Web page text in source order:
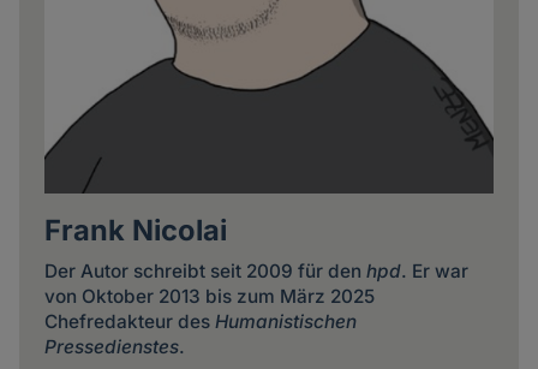
Frank Nicolai
Der Autor schreibt seit 2009 für den hpd. Er war
von Oktober 2013 bis zum März 2025
Chefredakteur des Humanistischen
Pressedienstes.